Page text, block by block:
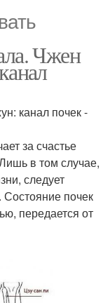
Чжен
канал почек -
за счастье
в том случае,
следует
Состояние почек
передается от